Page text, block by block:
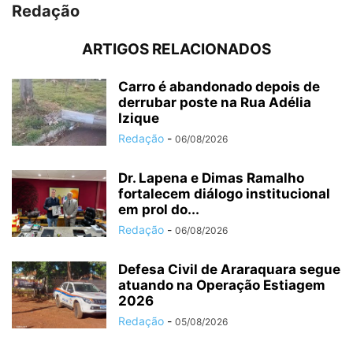
Redação
ARTIGOS RELACIONADOS
Carro é abandonado depois de
derrubar poste na Rua Adélia
Izique
Redação - 06/08/2026
Dr. Lapena e Dimas Ramalho
fortalecem diálogo institucional
em prol do...
Redação - 06/08/2026
Defesa Civil de Araraquara segue
atuando na Operação Estiagem
2026
Redação - 05/08/2026